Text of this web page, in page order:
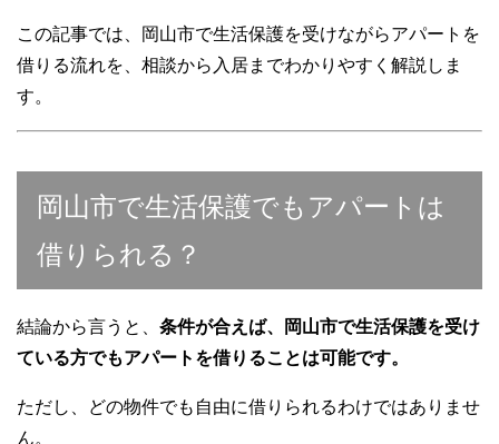
この記事では、岡山市で生活保護を受けながらアパートを
借りる流れを、相談から入居までわかりやすく解説しま
す。
岡山市で生活保護でもアパートは
借りられる？
結論から言うと、 条件が合えば、岡山市で生活保護を受け
ている方でもアパートを借りることは可能です。
ただし、どの物件でも自由に借りられるわけではありませ
ん。